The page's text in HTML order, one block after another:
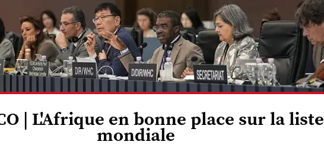
| L'Afrique en bonne place sur la liste
mondiale